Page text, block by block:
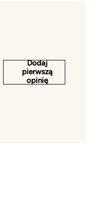
Dodaj
pierwszą
opinię